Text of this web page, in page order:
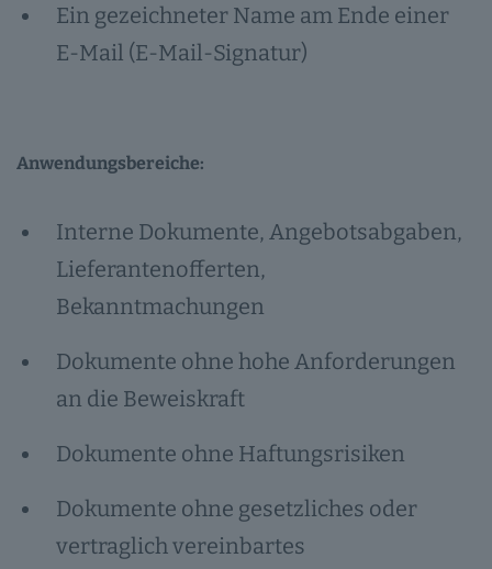
Ein gezeichneter Name am Ende einer
E-Mail (E-Mail-Signatur)
Anwendungsbereiche:
Interne Dokumente, Angebotsabgaben,
Lieferantenofferten,
Bekanntmachungen
Dokumente ohne hohe Anforderungen
an die Beweiskraft
Dokumente ohne Haftungsrisiken
Dokumente ohne gesetzliches oder
vertraglich vereinbartes